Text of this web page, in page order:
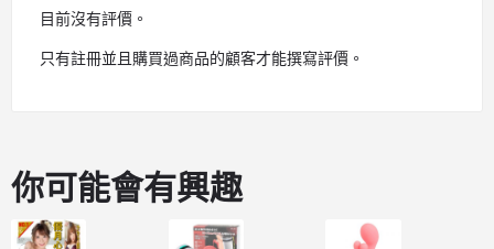
目前沒有評價。
只有註冊並且購買過商品的顧客才能撰寫評價。
你可能會有興趣